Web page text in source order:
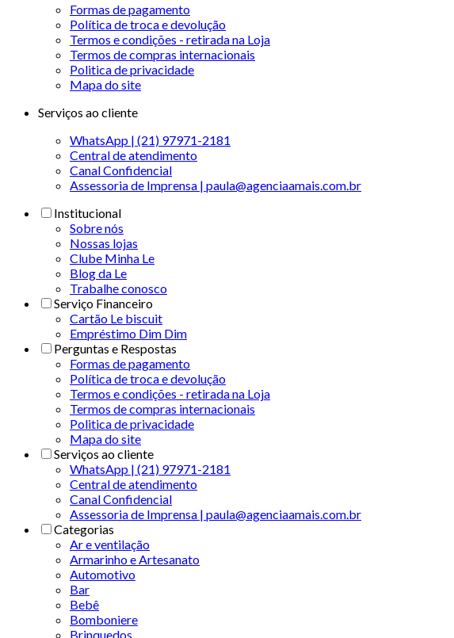
Formas de pagamento
Política de troca e devolução
Termos e condições - retirada na Loja
Termos de compras internacionais
Politica de privacidade
Mapa do site
Serviços ao cliente
WhatsApp | (21) 97971-2181
Central de atendimento
Canal Confidencial
Assessoria de Imprensa | paula@agenciaamais.com.br
Institucional
Sobre nós
Nossas lojas
Clube Minha Le
Blog da Le
Trabalhe conosco
Serviço Financeiro
Cartão Le biscuit
Empréstimo Dim Dim
Perguntas e Respostas
Formas de pagamento
Política de troca e devolução
Termos e condições - retirada na Loja
Termos de compras internacionais
Politica de privacidade
Mapa do site
Serviços ao cliente
WhatsApp | (21) 97971-2181
Central de atendimento
Canal Confidencial
Assessoria de Imprensa | paula@agenciaamais.com.br
Categorias
Ar e ventilação
Armarinho e Artesanato
Automotivo
Bar
Bebê
Bomboniere
Brinquedos